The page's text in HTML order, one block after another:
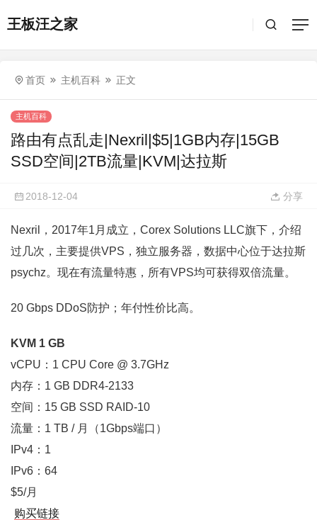
王板汪之家
首页 主机百科 正文
主机百科
路由有点乱走|Nexril|$5|1GB内存|15GB
SSD空间|2TB流量|KVM|达拉斯
2018-12-04 分享
Nexril，2017年1月成立，Corex Solutions LLC旗下，介绍
过几次，主要提供VPS，独立服务器，数据中心位于达拉斯
psychz。现在有流量特惠，所有VPS均可获得双倍流量。
20 Gbps DDoS防护；年付性价比高。
KVM 1 GB
vCPU：1 CPU Core @ 3.7GHz
内存：1 GB DDR4-2133
空间：15 GB SSD RAID-10
流量：1 TB / 月（1Gbps端口）
IPv4：1
IPv6：64
$5/月
购买链接